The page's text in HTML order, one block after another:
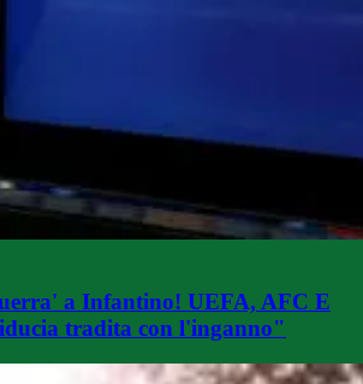
a Infantino! UEFA, AFC E
tradita con l'inganno"